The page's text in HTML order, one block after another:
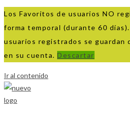
Los Favoritos de usuarios NO
forma temporal (durante 60
usuarios registrados se guardan
en su cuenta. Descartar
Ir al contenido